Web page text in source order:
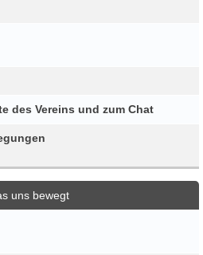
des Vereins und zum Chat
uns bewegt